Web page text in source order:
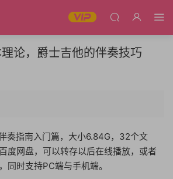
论，爵士吉他的伴奏技巧
奏指南入门篇，大小6.84G，32个文
度网盘，可以转存以后在线播放，或者
同时支持PC端与手机端。